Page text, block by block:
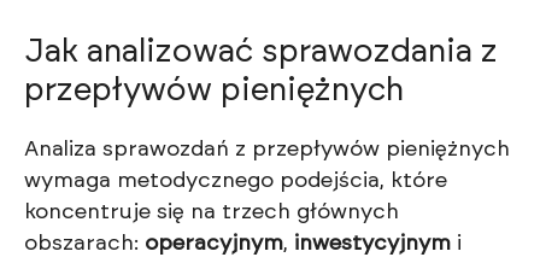
Jak analizować sprawozdania z
przepływów pieniężnych
Analiza sprawozdań z przepływów pieniężnych
wymaga metodycznego podejścia, które
koncentruje się na trzech głównych
obszarach: operacyjnym, inwestycyjnym i